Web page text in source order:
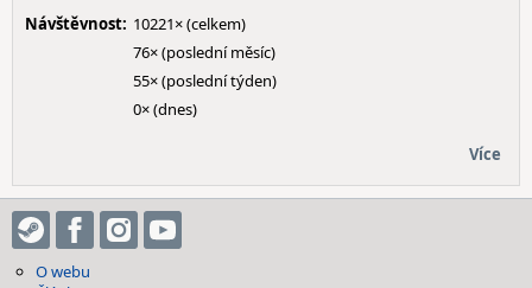
Návštěvnost: 10221× (celkem)
76× (poslední měsíc)
55× (poslední týden)
0× (dnes)
Více
O webu